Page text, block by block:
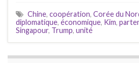
Chine, coopération, Corée du
diplomatique, économique, Kim,
Singapour, Trump, unité